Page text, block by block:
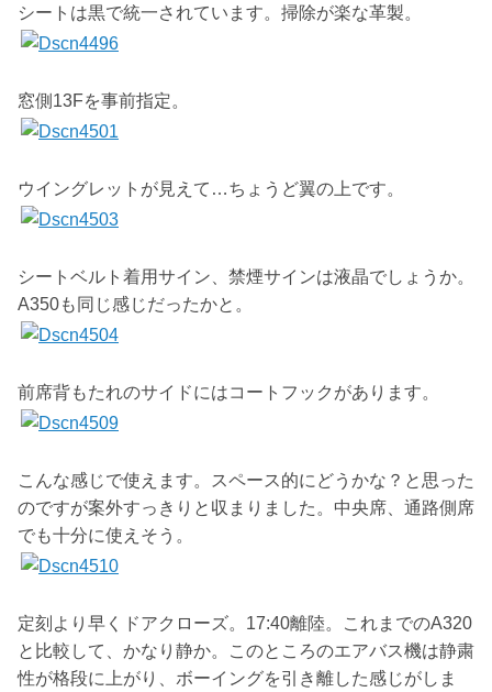
シートは黒で統一されています。掃除が楽な革製。
窓側13Fを事前指定。
ウイングレットが見えて…ちょうど翼の上です。
シートベルト着用サイン、禁煙サインは液晶でしょうか。
A350も同じ感じだったかと。
前席背もたれのサイドにはコートフックがあります。
こんな感じで使えます。スペース的にどうかな？と思った
のですが案外すっきりと収まりました。中央席、通路側席
でも十分に使えそう。
定刻より早くドアクローズ。17:40離陸。これまでのA320
と比較して、かなり静か。このところのエアバス機は静粛
性が格段に上がり、ボーイングを引き離した感じがしま